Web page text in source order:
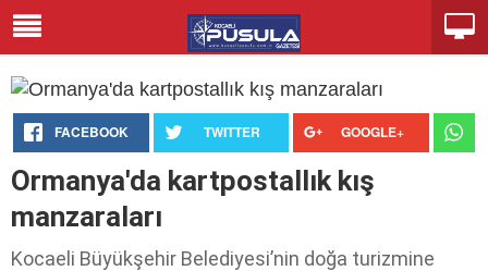
FACEBOOK TWITTER GOOGLE+
Ormanya'da kartpostallık kış
manzaraları
Kocaeli Büyükşehir Belediyesi’nin doğa turizmine